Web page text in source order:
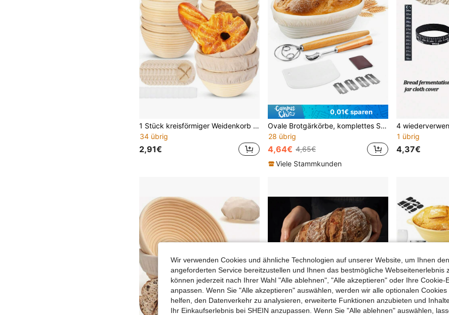
1 Stück kreisförmiger Weidenkorb mit Futter für Brotgärung, ein Korb zum Backen von Sauerteigbrot, ein multifunktionales Küchengerät, ein handgefertigter Brotprobenkorb, hergestellt aus natürlichem Weidenmaterial. Perfekt für Sauerteig- und Hefeteigbacken - ein unverzichtbares Backutensil für Heim- und Profianwender, Hefeteigbacken, handgefertigte Brotherstellung, Brotgärkorb, unverzichtbare Backutensilien, handgefertigte Backwerkzeuge, geeignet für 12 Monate.
34 übrig
2,91€
0,01€ sparen
Ovale Brotgärkörbe, komplettes Sauerteigbrot-Backsortiment für Anfänger & Profis, Brotbackzubehör-Set mit Tucheinlage, Brotscore, Schaber
28 übrig
4,64€ 4,65€
Viele Stammkunden
1 übrig
4,37€
Wir verwenden Cookies und ähnliche Technologien auf unserer Website, um Ihnen
angeforderten Service bereitzustellen und Ihnen das bestmögliche Webseitenerlebnis
können jederzeit nach Ihrer Wahl "Alle ablehnen", "Alle akzeptieren" oder Ihre Cookie-
anpassen. Wenn Sie "Alle akzeptieren" auswählen, werden wir alle optionalen
helfen, den Datenverkehr zu analysieren, erweiterte Funktionen anzubieten und
Ihr Einkaufserlebnis bei SHEIN anzupassen. Wenn Sie "Alle ablehnen" auswählen,